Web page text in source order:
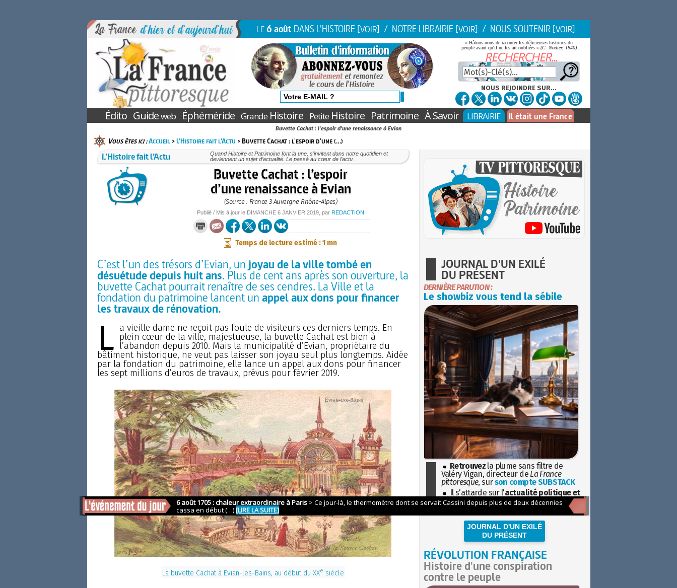
LE6 août DANS L'HISTOIRE [VOIR] / NOTRE LIBRAIRIE [VOIR] / NOUS SOUTENIR [VOIR]
« Hâtons-nous de raconter les délicieuses histoires du
peuple avant qu'il ne les ait oubliées » (C. Nodier, 1840)
NOUS REJOINDRE SUR...
Édito Guideweb Éphéméride GrandeHistoire PetiteHistoire Patrimoine À Savoir LIBRAIRIE Il était une France
Buvette Cachat : l'espoir d'une renaissance à Evian
Vous êtes ici :Accueil>L’Histoire fait l’Actu > Buvette Cachat : l'espoir d'une (…)
L’Histoire fait l’Actu
Quand Histoire et Patrimoine font la une, s’invitent dans notre quotidien et
deviennent un sujet d’actualité. Le passé au cœur de l’actu.
Buvette Cachat : l’espoir
d’une renaissance à Evian
(Source : France 3 Auvergne Rhône-Alpes)
Publié / Mis à jour le DIMANCHE 6 JANVIER 2019 , par REDACTION
Temps de lecture estimé : 1 mn
C’est l’un des trésors d’Evian, un joyau de la ville tombé en
désuétude depuis huit ans. Plus de cent ans après son ouverture, la
buvette Cachat pourrait renaître de ses cendres. La Ville et la
fondation du patrimoine lancent unappel aux dons pour financer
les travaux de rénovation.
L a vieille dame ne reçoit pas foule de visiteurs ces derniers temps. En
plein cœur de la ville, majestueuse, la buvette Cachat est bien à
l’abandon depuis 2010. Mais la municipalité d’Evian, propriétaire du
bâtiment historique, ne veut pas laisser son joyau seul plus longtemps. Aidée
par la fondation du patrimoine, elle lance un appel aux dons pour financer
les sept millions d’euros de travaux, prévus pour février 2019.
La buvette Cachat à Evian-les-Bains, au début du XXe siècle
JOURNAL D'UN EXILÉ
DU PRÉSENT
DERNIÈRE PARUTION :
Le showbiz vous tend la sébile
Retrouvez la plume sans filtre de
Valéry Vigan, directeur de La France
pittoresque, surson compte SUBSTACK
Il s'attarde sur l'actualité politique et
sociétaleavec la hauteur de vue de
JOURNAL D'UN EXILÉ
DU PRÉSENT
RÉVOLUTION FRANÇAISE
Histoire d'une conspiration
contre le peuple